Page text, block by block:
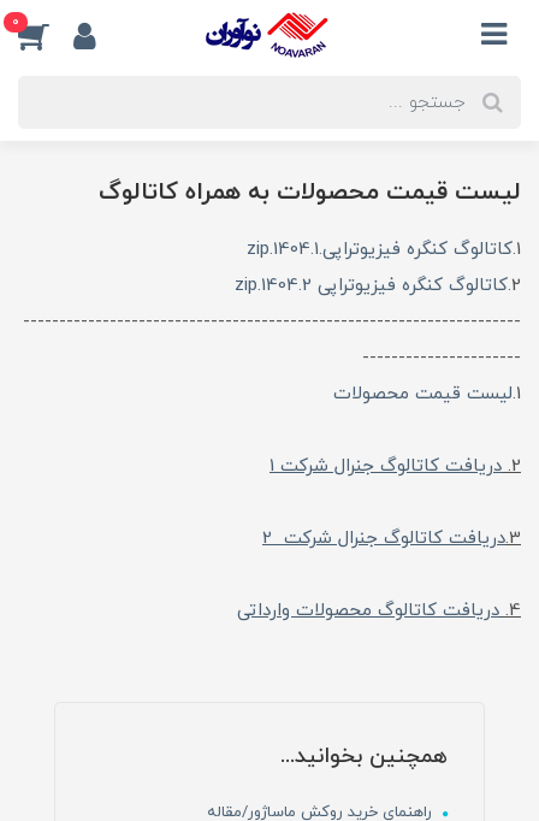
0
لیست قیمت محصولات به همراه کاتالوگ
1.کاتالوگ کنگره فیزیوتراپی.1404.1.zip
2.کاتالوگ کنگره فیزیوتراپی 1404.2.zip
---------------------------------------------------------------------
----------------------
1. لیست قیمت محصولات
2. دریافت کاتالوگ جنرال شرکت 1
3.دریافت کاتالوگ جنرال شرکت 2
4. دریافت کاتالوگ محصولات وارداتی
همچنین بخوانید...
راهنمای خرید روکش ماساژور/مقاله